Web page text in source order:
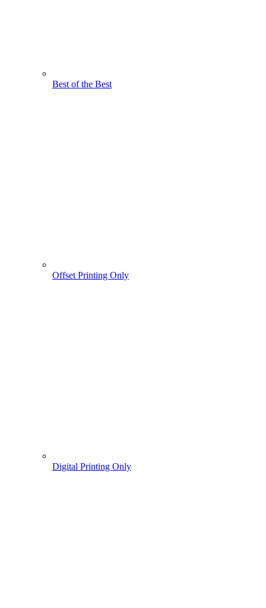
Best of the Best
Offset Printing Only
Digital Printing Only